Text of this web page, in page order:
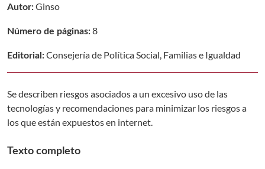
Autor:Ginso
Número de páginas:8
Editorial:Consejería de Política Social, Familias e Igualdad
Se describen riesgos asociados a un excesivo uso de las
tecnologías y recomendaciones para minimizar los riesgos a
los que están expuestos en internet.
Texto completo